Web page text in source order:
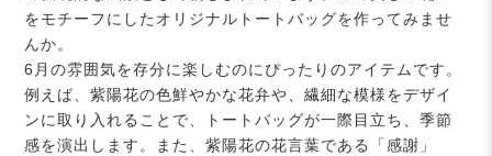
をモチーフにしたオリジナルトートバッグを作ってみませ
んか。
6月の雰囲気を存分に楽しむのにぴったりのアイテムです。
例えば、紫陽花の色鮮やかな花弁や、繊細な模様をデザイ
ンに取り入れることで、トートバッグが一際目立ち、季節
感を演出します。また、紫陽花の花言葉である「感謝」